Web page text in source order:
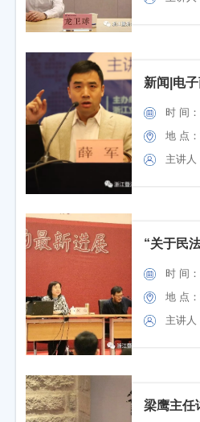
时 间
地 点
主讲人
时 间
地 点
主讲人